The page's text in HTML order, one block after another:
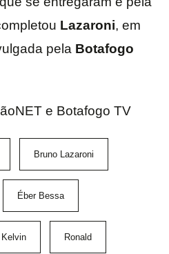
Lazaroni, em
pela Botafogo
e Botafogo TV
Bruno Lazaroni
Éber Bessa
Kelvin Ronald